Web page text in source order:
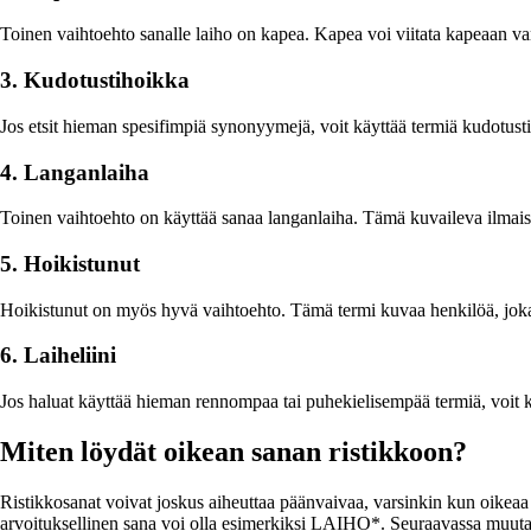
Toinen vaihtoehto sanalle laiho on kapea. Kapea voi viitata kapeaan
3. Kudotustihoikka
Jos etsit hieman spesifimpiä synonyymejä, voit käyttää termiä
4. Langanlaiha
Toinen vaihtoehto on käyttää sanaa langanlaiha. Tämä kuvaileva
5. Hoikistunut
Hoikistunut on myös hyvä vaihtoehto. Tämä termi kuvaa henkilöä,
6. Laiheliini
Jos haluat käyttää hieman rennompaa tai puhekielisempää termiä,
Miten löydät oikean sanan ristikkoon?
Ristikkosanat voivat joskus aiheuttaa päänvaivaa, varsinkin kun
arvoituksellinen sana voi olla esimerkiksi LAIHO*. Seuraavassa